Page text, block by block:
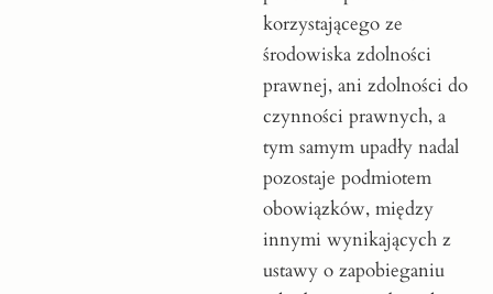
korzystającego ze
środowiska zdolności
prawnej, ani zdolności do
czynności prawnych, a
tym samym upadły nadal
pozostaje podmiotem
obowiązków, między
innymi wynikających z
ustawy o zapobieganiu